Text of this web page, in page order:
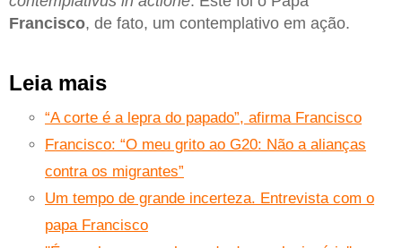
Francisco, de fato, um contemplativo em ação.
Leia mais
“A corte é a lepra do papado”, afirma Francisco
Francisco: “O meu grito ao G20: Não a alianças
contra os migrantes”
Um tempo de grande incerteza. Entrevista com o
papa Francisco